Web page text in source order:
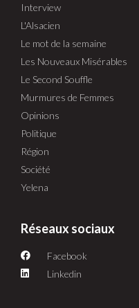
Interview
L'Alsacien
Le mot de la semaine
Les Nouveaux Misérables
Le Second Souffle
Murmures de Femmes
Opinions
Politique
Région
Société
Yelena
Réseaux sociaux
Facebook
Linkedin